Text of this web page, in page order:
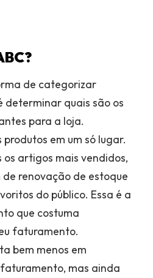
de categorizar
determinar quais são os
para a loja.
em um só lugar.
os artigos mais vendidos,
renovação de estoque
do público. Essa é a
que costuma
faturamento.
bem menos em
mas ainda